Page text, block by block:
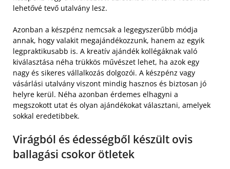
lehetővé tevő utalvány lesz.
Azonban a készpénz nemcsak a legegyszerűbb módja
annak, hogy valakit megajándékozzunk, hanem az egyik
legpraktikusabb is. A kreatív ajándék kollégáknak való
kiválasztása néha trükkös művészet lehet, ha azok egy
nagy és sikeres vállalkozás dolgozói. A készpénz vagy
vásárlási utalvány viszont mindig hasznos és biztosan jó
helyre kerül. Néha azonban érdemes elhagyni a
megszokott utat és olyan ajándékokat választani, amelyek
sokkal eredetibbek.
Virágból és édességből készült ovis
ballagási csokor ötletek